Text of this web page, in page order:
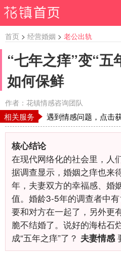
首页 > 经营婚姻 > 老公出轨
“七年之痒”变“五
如何保鲜
作者：花镇情感咨询团队
相关服务 遇到情感问题，点击
核心结论
在现代网络化的社会里，人
据调查显示，婚姻之痒也来
年，夫妻双方的幸福感、婚
值。婚龄3-5年的调查者中
要和对方在一起了，另外更
脆不结婚了。说好的海枯石
成“五年之痒”了？ 夫妻情感